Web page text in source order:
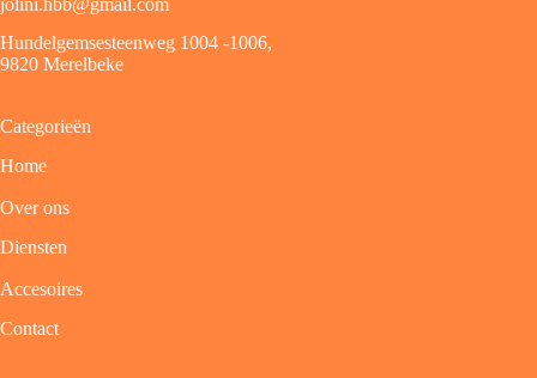
Hundelgemsesteenweg 1004 -1006,
9820 Merelbeke
Categorieën
Home
Over ons
Diensten
Accesoires
Contact